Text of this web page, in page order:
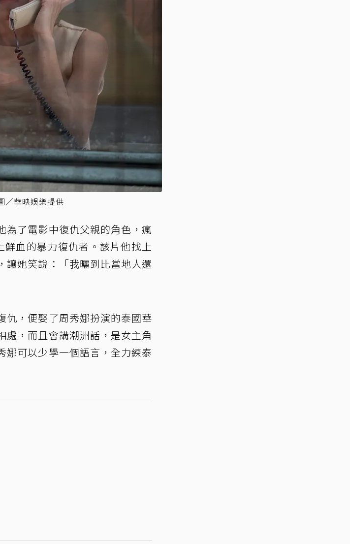
／華映娛樂提供
為了電影中復仇父親的角色，瘋
血的暴力復仇者。該片他找上
讓她笑說：「我曬到比當地人還
仇，便娶了周秀娜扮演的泰國華
處，而且會講潮洲話，是女主角
娜可以少學一個語言，全力練泰